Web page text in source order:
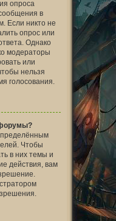
опроса
в
Если никто не
опрос или
Однако
модераторы
или
нельзя
голосования.
Чтобы
в них темы и
действия, вам